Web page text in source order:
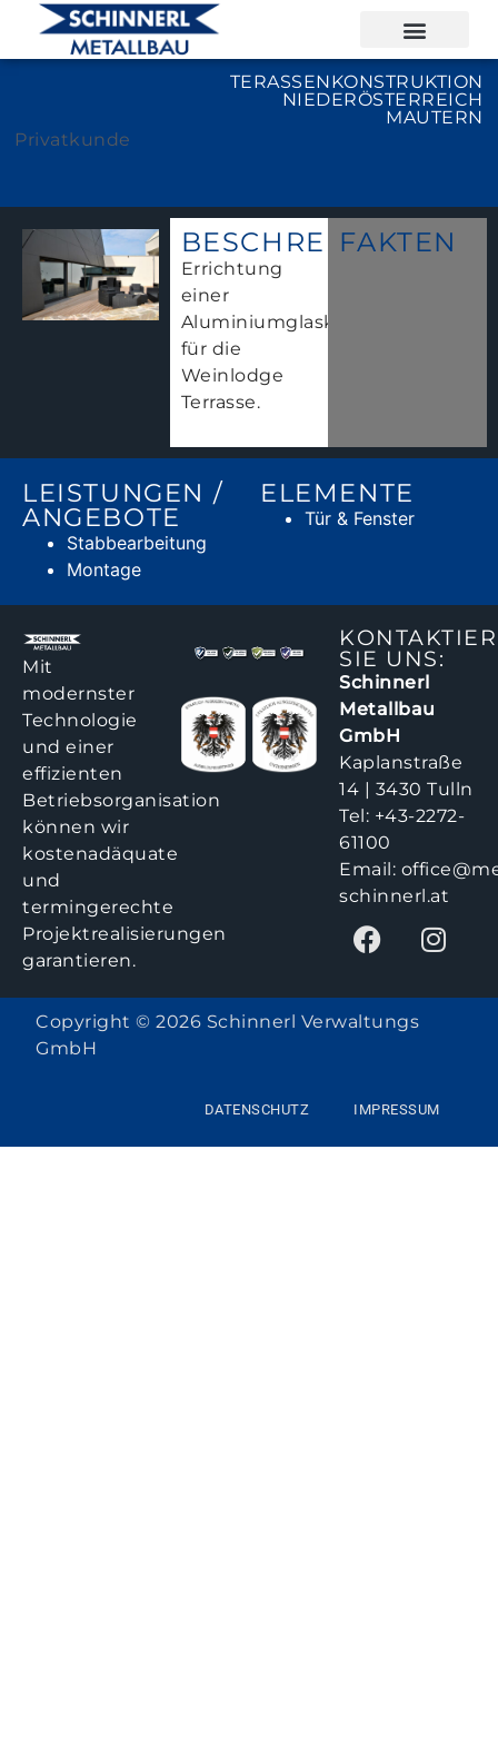
TERASSENKONSTRUKTION
NIEDERÖSTERREICH
MAUTERN
Privatkunde
BESCHREIBUNG
Errichtung
einer
Aluminiumglaskonstruktion
für die
Weinlodge
Terrasse.
FAKTEN
LEISTUNGEN /
ANGEBOTE
Stabbearbeitung
Montage
ELEMENTE
Tür & Fenster
Mit
modernster
Technologie
und einer
effizienten
Betriebsorganisation
können wir
kostenadäquate
und
termingerechte
Projektrealisierungen
garantieren.
SIE UNS:
Schinnerl
Metallbau
GmbH
Kaplanstraße
14 | 3430 Tulln
Tel: +43-2272-
61100
Email:
schinnerl.at
Copyright © 2026 Schinnerl Verwaltungs
GmbH
DATENSCHUTZ IMPRESSUM